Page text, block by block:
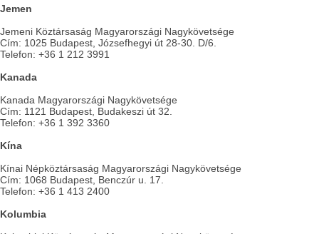
Jemen
Jemeni Köztársaság Magyarországi Nagykövetsége
Cím: 1025 Budapest, Józsefhegyi út 28-30. D/6.
Telefon: +36 1 212 3991
Kanada
Kanada Magyarországi Nagykövetsége
Cím: 1121 Budapest, Budakeszi út 32.
Telefon: +36 1 392 3360
Kína
Kínai Népköztársaság Magyarországi Nagykövetsége
Cím: 1068 Budapest, Benczúr u. 17.
Telefon: +36 1 413 2400
Kolumbia